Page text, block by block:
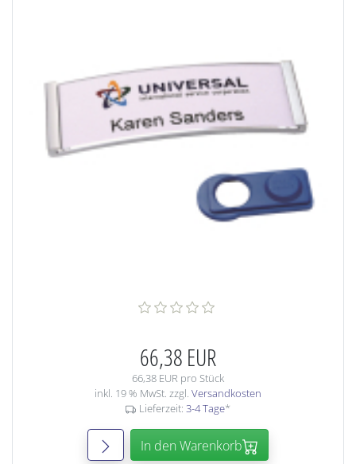
66,38 EUR
66,38 EUR pro Stück
inkl. 19 % MwSt. zzgl. Versandkosten
Lieferzeit: 3-4 Tage*
In den Warenkorb